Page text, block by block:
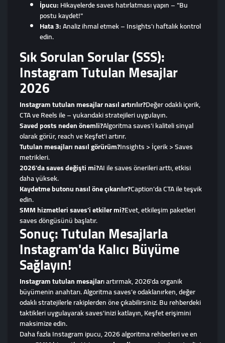
İpucu:Hikayelerde saves hatırlatması yapın – "Bu
postu kaydet!"
Hata 3:Analiz ihmal etmek – Insights'ı haftalık kontrol
edin.
Sık Sorulan Sorular (SSS):
Instagram Tutulan Mesajlar
2026
Instagram tutulan mesajlar nasıl artırılır?Değer odaklı içerik,
CTA ve Reels ile – yukarıdaki stratejileri uygulayın.
Saved posts neden önemli?Algoritma saves'i kaliteli sinyal
olarak görür, reach ve Keşfet'i artırır.
Tutulan mesajları nasıl görürüm?Insights > İçerik > Saves
metrikleri.
2026'da saves değişti mi?AI ile saves önerileri arttı, etkisi
daha yüksek.
Kaydetme butonu nasıl öne çıkarılır?Caption'da CTA ile teşvik
edin.
SMM hizmetleri saves'i etkiler mi?Evet, etkileşim paketleri
saves döngüsünü başlatır.
Sonuç: Tutulan Mesajlarla
Instagram'da Kalıcı Büyüme
Sağlayın!
Instagram tutulan mesajları artırmak, 2026'da organik
büyümenin anahtarı. Algoritma saves'e odaklanırken, değer
odaklı stratejilerle rakiplerden öne çıkabilirsiniz. Bu rehberdeki
taktikleri uygulayarak saves'inizi katlayın, Keşfet erişimini
maksimize edin.
Daha fazla Instagram ipucu, 2026 algoritma rehberleri ve en